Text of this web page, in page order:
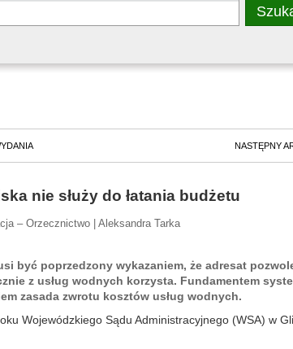
NASTĘPNY
nie służy do łatania budżetu
– Orzecznictwo | Aleksandra Tarka
być poprzedzony wykazaniem, że adresat
z usług wodnych korzysta. Fundamentem
zasada zwrotu kosztów usług wodnych.
Wojewódzkiego Sądu Administracyjnego (WSA) w